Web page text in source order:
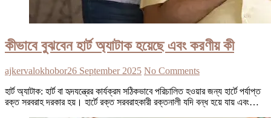
কীভাবে বুঝবেন হার্ট অ্যাটাক হয়েছে এবং করণীয় কী
ajkervalokhobor26 September 2025 No Comments
হার্ট অ্যাটাক: হার্ট বা হৃদযন্ত্রের কার্যক্রম সঠিকভাবে পরিচালিত হওয়ার জন্য হার্টে পর্যাপ্ত
রক্ত সরবরাহ দরকার হয়। হার্টে রক্ত সরবরাহকারী রক্তনালী যদি বন্ধ হয়ে যায় এবং…